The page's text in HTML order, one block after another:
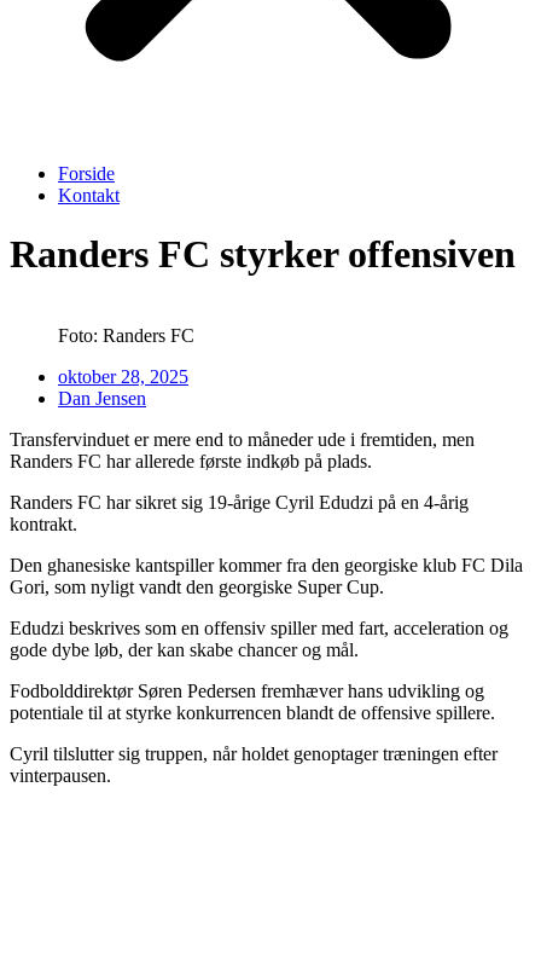
Forside
Kontakt
Randers FC styrker offensiven
Foto: Randers FC
oktober 28, 2025
Dan Jensen
Transfervinduet er mere end to måneder ude i fremtiden, men
Randers FC har allerede første indkøb på plads.
Randers FC har sikret sig 19-årige Cyril Edudzi på en 4-årig
kontrakt.
Den ghanesiske kantspiller kommer fra den georgiske klub FC Dila
Gori, som nyligt vandt den georgiske Super Cup.
Edudzi beskrives som en offensiv spiller med fart, acceleration og
gode dybe løb, der kan skabe chancer og mål.
Fodbolddirektør Søren Pedersen fremhæver hans udvikling og
potentiale til at styrke konkurrencen blandt de offensive spillere.
Cyril tilslutter sig truppen, når holdet genoptager træningen efter
vinterpausen.